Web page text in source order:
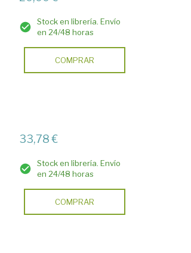
Stock en librería. Envío
en 24/48 horas
COMPRAR
33,78 €
Stock en librería. Envío
en 24/48 horas
COMPRAR